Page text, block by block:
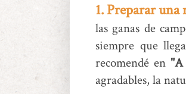
1.Preparar una
las ganas de
siempre que
recomendé en "A
agradables, la